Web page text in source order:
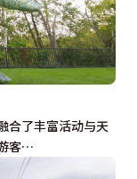
合了丰富活动与天
客…